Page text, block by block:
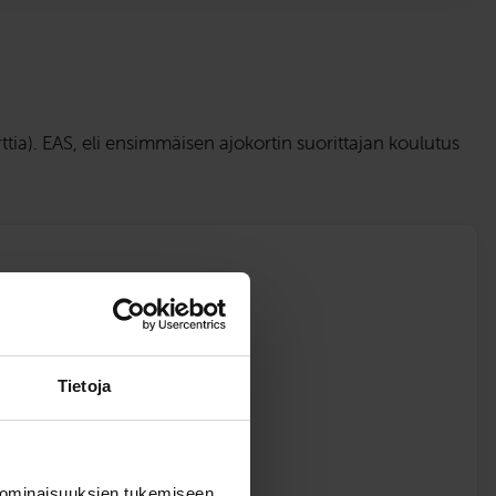
Tietoja
EAS, eli ensimmäisen ajokortin suorittajan koulutus
koulutuksen verkkoteoriatunnit.